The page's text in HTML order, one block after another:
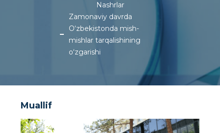
Nashrlar
Zamonaviy davrda
O‘zbekistonda mish-
mishlar tarqalishining
o‘zgarishi
Muallif